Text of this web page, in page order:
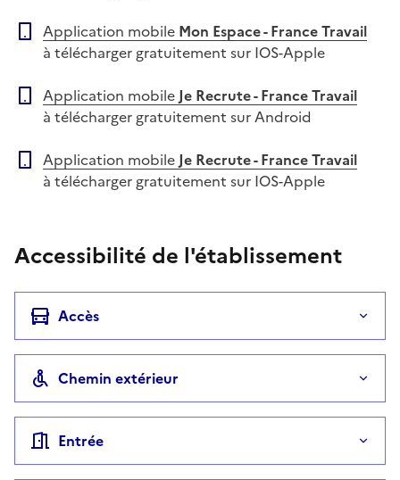
Application mobile Mon Espace - France Travail
à télécharger gratuitement sur IOS-Apple
Application mobile Je Recrute - France Travail
à télécharger gratuitement sur Android
Application mobile Je Recrute - France Travail
à télécharger gratuitement sur IOS-Apple
Accessibilité de l'établissement
Accès
Chemin extérieur
Entrée